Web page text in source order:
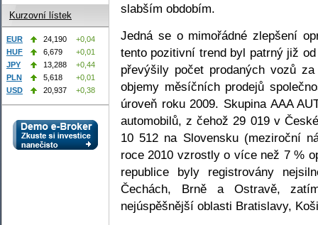
slabším obdobím.
Jedná se o mimořádné zlepšení
tento pozitivní trend byl patrný již
převýšily počet prodaných vozů
objemy měsíčních prodejů
úroveň roku 2009. Skupina AAA
automobilů, z čehož 29 019 v
10 512 na Slovensku (meziroční
roce 2010 vzrostly o více než 7 %
republice byly registrovány
Čechách, Brně a Ostravě,
nejúspěšnější oblasti Bratislavy,
Kurzovní lístek
EUR 24,190
+0,04
HUF
6,679
+0,01
JPY
13,288
+0,44
PLN
5,618
+0,01
USD
20,937 +0,38